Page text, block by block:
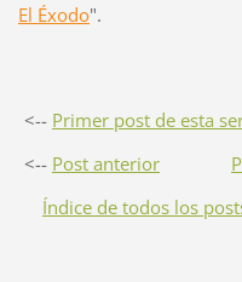
El Éxodo".
<-- Primer post de esta
<-- Post anterior
Índice de todos los